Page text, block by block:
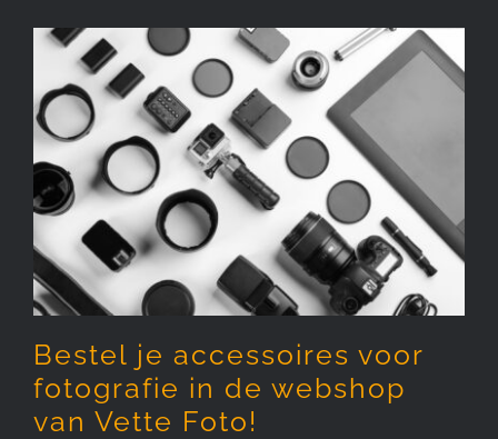
Bestel je accessoires voor
fotografie in de webshop
van Vette Foto!